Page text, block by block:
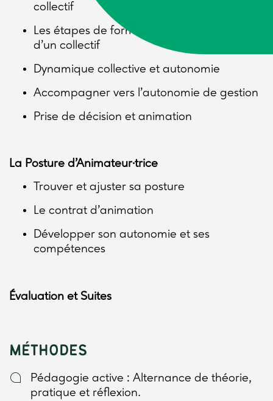
collectif
Les étapes de formation et de cohésion
d’un collectif
Dynamique collective et autonomie
Accompagner vers l’autonomie de gestion
Prise de décision et animation
La Posture d’Animateur·trice
Trouver et ajuster sa posture
Le contrat d’animation
Développer son autonomie et ses
compétences
Évaluation et Suites
MÉTHODES
Pédagogie active : Alternance de théorie,
pratique et réflexion.